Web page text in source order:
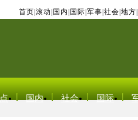
首页 滚动 国内 国际 军事 社会 地方
国内 社会 国际